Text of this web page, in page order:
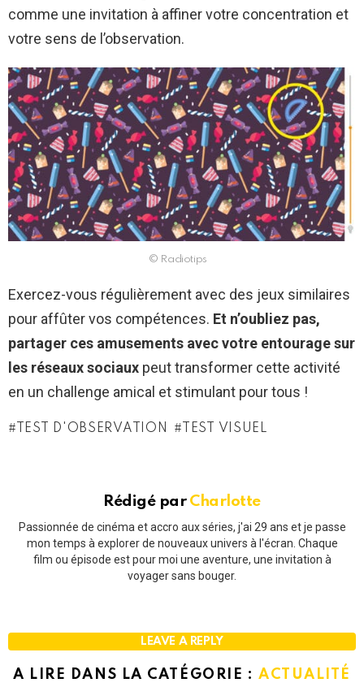
comme une invitation à affiner votre concentration et
votre sens de l’observation.
© Radiotips
Exercez-vous régulièrement avec des jeux similaires
pour affûter vos compétences. Et n’oubliez pas,
partager ces amusements avec votre entourage sur
les réseaux sociaux peut transformer cette activité
en un challenge amical et stimulant pour tous !
TEST D'OBSERVATION TEST VISUEL
Rédigé par Charlotte
Passionnée de cinéma et accro aux séries, j'ai 29 ans et je passe
mon temps à explorer de nouveaux univers à l'écran. Chaque
film ou épisode est pour moi une aventure, une invitation à
voyager sans bouger.
LEAVE A REPLY
A LIRE DANS LA CATÉGORIE : ACTUALITÉ